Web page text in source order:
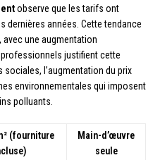
observe que les tarifs ont
dernières années. Cette tendance
avec une augmentation
professionnels justifient cette
l’augmentation du prix
environnementales qui imposent
polluants.
(fourniture
Main-d’œuvre
seule